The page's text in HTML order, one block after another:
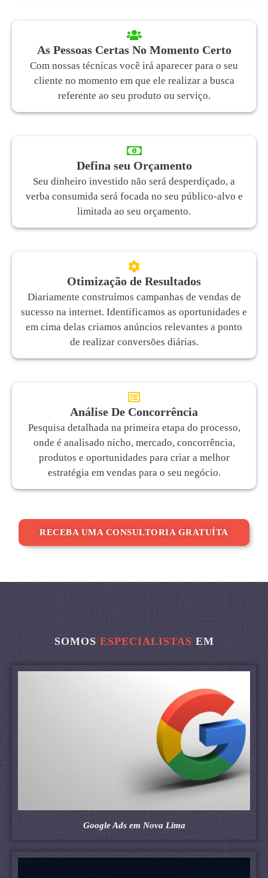
As Pessoas Certas No Momento Certo
Com nossas técnicas você irá aparecer para o seu
cliente no momento em que ele realizar a busca
referente ao seu produto ou serviço.
Defina seu Orçamento
Seu dinheiro investido não será desperdiçado, a
verba consumida será focada no seu público-alvo e
limitada ao seu orçamento.
Otimização de Resultados
Diariamente construímos campanhas de vendas de
sucesso na internet. Identificamos as oportunidades e
em cima delas criamos anúncios relevantes a ponto
de realizar conversões diárias.
Análise De Concorrência
Pesquisa detalhada na primeira etapa do processo,
onde é analisado nicho, mercado, concorrência,
produtos e oportunidades para criar a melhor
estratégia em vendas para o seu negócio.
RECEBA UMA CONSULTORIA GRATUÍTA
SOMOSESPECIALISTASEM
Google Ads em Nova Lima